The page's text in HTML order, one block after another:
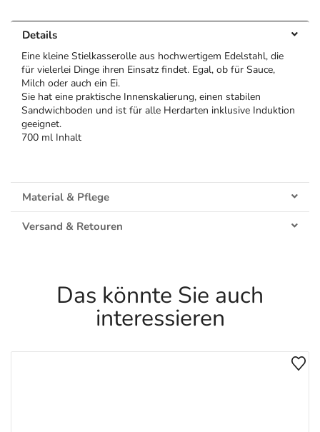
Details
Eine kleine Stielkasserolle aus hochwertigem Edelstahl, die
für vielerlei Dinge ihren Einsatz findet. Egal, ob für Sauce,
Milch oder auch ein Ei.
Sie hat eine praktische Innenskalierung, einen stabilen
Sandwichboden und ist für alle Herdarten inklusive Induktion
geeignet.
700 ml Inhalt
Material & Pflege
Versand & Retouren
Das könnte Sie auch
interessieren